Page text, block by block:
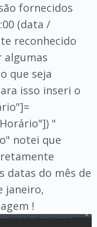
fornecidos
(data /
reconhecido
algumas
que seja
isso inseri o
"
notei que
datas do mês de
janeiro,
!